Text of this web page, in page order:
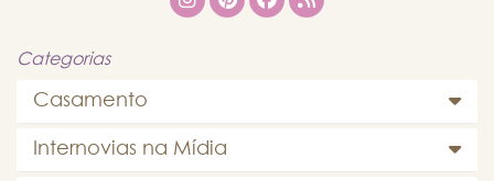
Categorias
Casamento
Internovias na Mídia